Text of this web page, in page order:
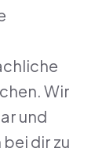
Wir
und
dir zu